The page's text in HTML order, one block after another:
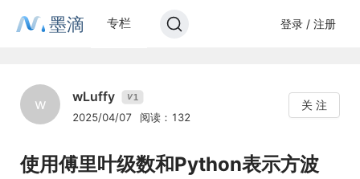
墨滴 专栏 登录 / 注册
w wLuffy V1
2025/04/07 阅读：132
关 注
使用傅里叶级数和Python表示方波